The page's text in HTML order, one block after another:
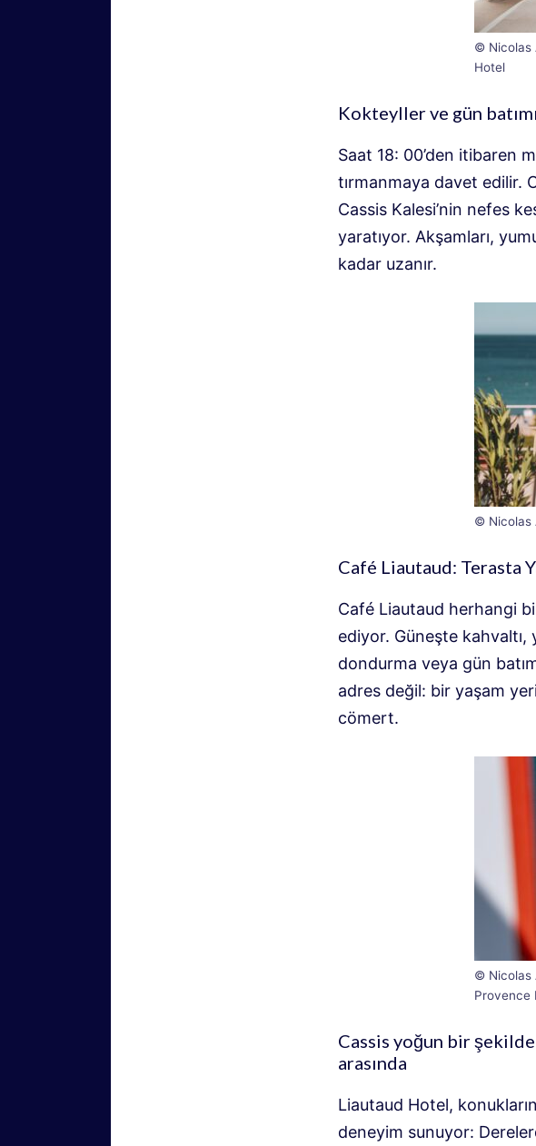
© Nicolas
Hotel
Kokteyller ve gün
Saat 18: 00’den itibaren
tırmanmaya davet edilir.
Cassis Kalesi’nin nefes
yaratıyor. Akşamları,
kadar uzanır.
© Nicolas
Café Liautaud: Terasta
Café Liautaud herhangi
ediyor. Güneşte
dondurma veya gün
adres değil: bir yaşam
cömert.
© Nicolas
Provence
Cassis yoğun bir
arasında
Liautaud Hotel,
deneyim sunuyor: